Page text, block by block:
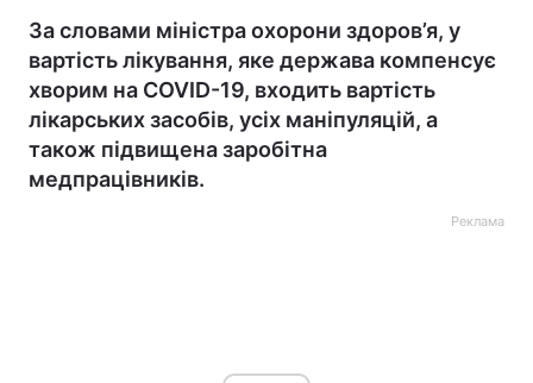
За словами міністра охорони здоров’я, у
вартість лікування, яке держава компенсує
хворим на COVID-19, входить вартість
лікарських засобів, усіх маніпуляцій, а
також підвищена заробітна
медпрацівників.
Реклама